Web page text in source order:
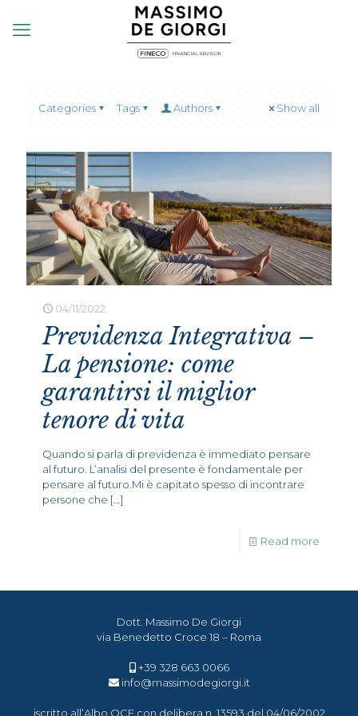
Categories Tags Authors Show all
04/11/2022
Previdenza Integrativa –
La pensione: come
garantirsi il miglior
tenore di vita
Quando si parla di previdenza è immediato pensare
al futuro. L’analisi del presente è fondamentale per
pensare al futuro.Mi è capitato spesso di incontrare
persone che […]
Read more
Dott. Massimo De Giorgi
via Benedetto Croce 18 – Roma
+39 328 663 0066
info@massimodegiorgi.it
iscritto all’Albo OCF con delibera n. 13593 del 04/06/2002